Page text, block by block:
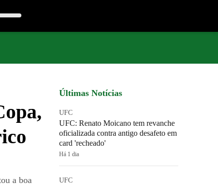
a boa
Últimas Notícias
UFC
UFC: Renato Moicano tem revanche
oficializada contra antigo desafeto em
card 'recheado'
Há 1 dia
UFC